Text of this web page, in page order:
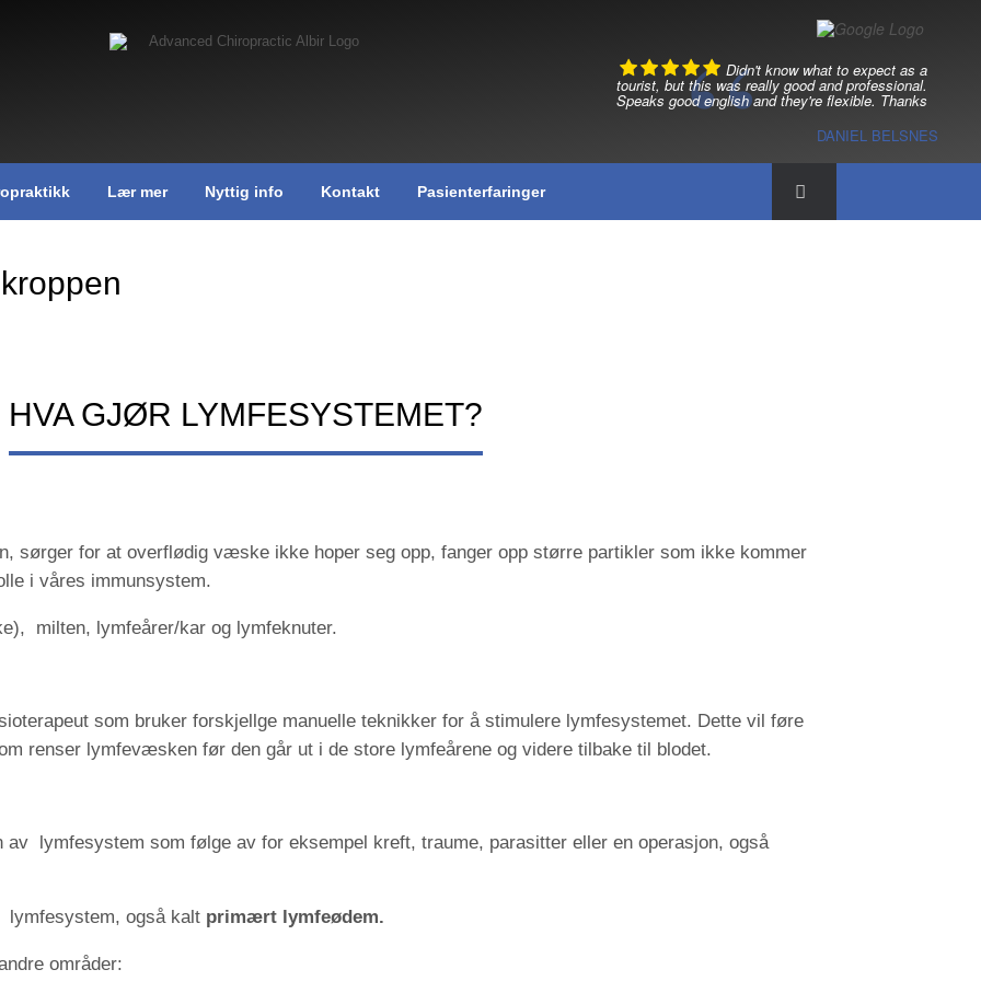
Didn't know what to expect as a
tourist, but this was really good and professional.
Speaks good english and they're flexible. Thanks
DANIEL BELSNES
Lær mer Nyttig info Kontakt Pasienterfaringer
HVA GJØR LYMFESYSTEMET?
sørger for at overflødig væske ikke hoper seg opp, fanger opp større partikler som ikke kommer
i våres immunsystem.
milten, lymfeårer/kar og lymfeknuter.
som bruker forskjellge manuelle teknikker for å stimulere lymfesystemet. Dette vil føre
renser lymfevæsken før den går ut i de store lymfeårene og videre tilbake til blodet.
av lymfesystem som følge av for eksempel kreft, traume, parasitter eller en operasjon, også
lymfesystem, også kalt primært lymfeødem.
områder: